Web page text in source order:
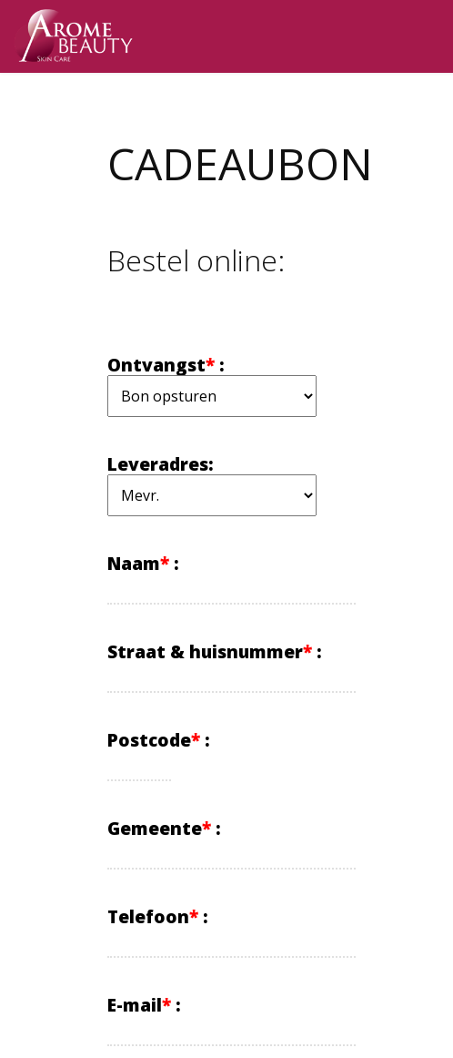
CADEAUBON
Bestel online:
Ontvangst* :
Leveradres:
Naam* :
Straat & huisnummer* :
Postcode* :
Gemeente* :
Telefoon* :
E-mail* :